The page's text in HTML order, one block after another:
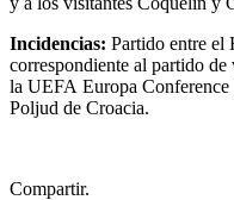
Incidencias: Partido entre
correspondiente al partido
la UEFA Europa Conference
Poljud de Croacia.
Compartir.